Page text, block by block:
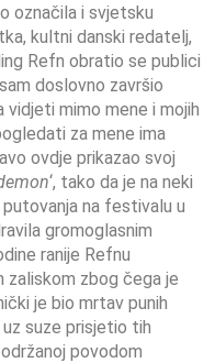
označila i svjetsku
kultni danski redatelj,
Refn obratio se publici
doslovno završio
mimo mene i mojih
za mene ima
ovdje prikazao svoj
‘, tako da je na neki
na festivalu u
gromoglasnim
ranije Refnu
zaliskom zbog čega je
je bio mrtav punih
suze prisjetio tih
povodom